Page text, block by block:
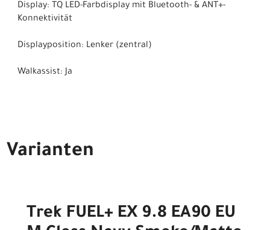
Display: TQ LED-Farbdisplay mit Bluetooth- & ANT+-
Konnektivität
Displayposition: Lenker (zentral)
Walkassist: Ja
Varianten
Trek FUEL+ EX 9.8 EA90 EU